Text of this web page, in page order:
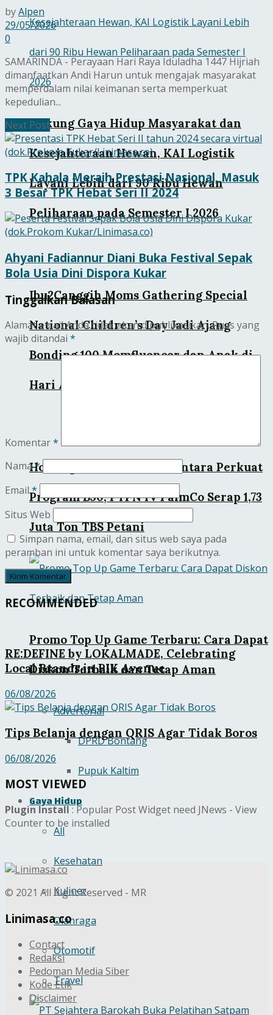
Dukung Gaya Hidup Masyarakat dan
Kesejahteraan Hewan, KAI Logistik
Layani Lebih dari 90 Ribu Hewan
Peliharaan pada Semester I 2026
Ibu2Canggih Moms Gathering Special
National Children’s Day Jadi Ajang
Bonding 100 Momfluencer dan Anak di
Hari Anak Nasional
Holding Perkebunan Nusantara Perkuat
Program B50, PTPN IV PalmCo Serap 1,73
Juta Ton TBS Petani
Promo Top Up Game Terbaru: Cara Dapat
Diskon Terbaik dan Tetap Aman
Advertorial
DPRD Bontang
Pupuk Kaltim
Gaya Hidup
All
Kesehatan
Kuliner
Olahraga
Otomotif
Travel
byAlpen
29/05/2026
0
SAMARINDA - Perayaan Hari Raya Iduladha 1447 Hijriah
dimanfaatkan Andi Harun untuk mengajak masyarakat
memperdalam nilai keimanan serta memperkuat
kepedulian...
Next Post
TPK Kahala Meraih Prestasi Nasional, Masuk
3 Besar TPK Hebat Seri II 2024
Ahyani Fadiannur Diani Buka Festival Sepak
Bola Usia Dini Dispora Kukar
Tinggalkan Balasan
Alamat email Anda tidak akan dipublikasikan. Ruas yang
wajib ditandai *
Komentar*
Nama*
Email*
Situs Web
Simpan nama, email, dan situs web saya pada
peramban ini untuk komentar saya berikutnya.
RECOMMENDED
RE:DEFINE by LOKALMADE, Celebrating
Local Brands in PIK Avenue
06/08/2026
Tips Belanja dengan QRIS Agar Tidak Boros
06/08/2026
MOST VIEWED
Plugin Install: Popular Post Widget need JNews - View
Counter to be installed
© 2021 All Right Reserved - MR
Linimasa.co
Contact
Redaksi
Pedoman Media Siber
Kode Etik
Disclaimer